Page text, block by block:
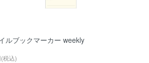
ルブックマーカー weekly
税込)